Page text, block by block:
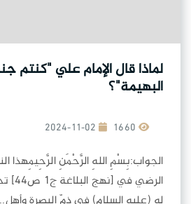
لماذا قال الإمام علي "كنتم
البهيمة"؟
2024-11-02
الجواب:بِسْمِ اللهِ الرَّحْمَنِ الرَّحِيمِهذا